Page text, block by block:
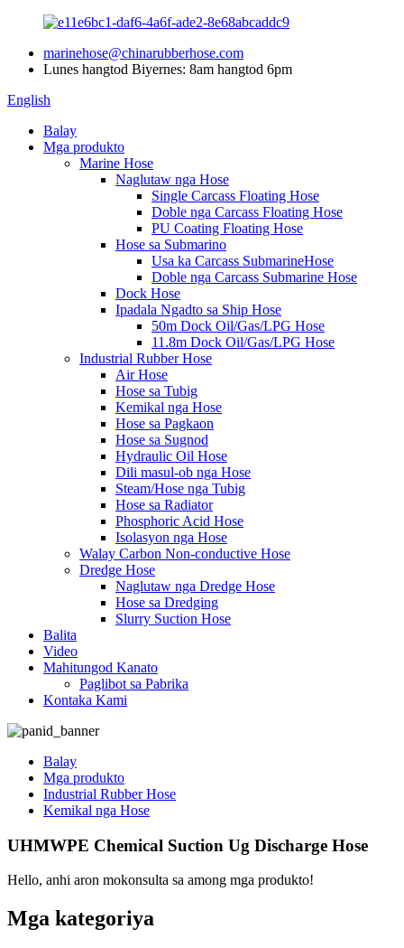
marinehose@chinarubberhose.com
Lunes hangtod Biyernes: 8am hangtod 6pm
English
Balay
Mga produkto
Marine Hose
Naglutaw nga Hose
Single Carcass Floating Hose
Doble nga Carcass Floating Hose
PU Coating Floating Hose
Hose sa Submarino
Usa ka Carcass SubmarineHose
Doble nga Carcass Submarine Hose
Dock Hose
Ipadala Ngadto sa Ship Hose
50m Dock Oil/Gas/LPG Hose
11.8m Dock Oil/Gas/LPG Hose
Industrial Rubber Hose
Air Hose
Hose sa Tubig
Kemikal nga Hose
Hose sa Pagkaon
Hose sa Sugnod
Hydraulic Oil Hose
Dili masul-ob nga Hose
Steam/Hose nga Tubig
Hose sa Radiator
Phosphoric Acid Hose
Isolasyon nga Hose
Walay Carbon Non-conductive Hose
Dredge Hose
Naglutaw nga Dredge Hose
Hose sa Dredging
Slurry Suction Hose
Balita
Video
Mahitungod Kanato
Paglibot sa Pabrika
Kontaka Kami
Balay
Mga produkto
Industrial Rubber Hose
Kemikal nga Hose
UHMWPE Chemical Suction Ug Discharge Hose
Hello, anhi aron mokonsulta sa among mga produkto!
Mga kategoriya